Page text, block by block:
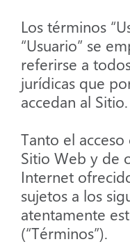
Los términos
“Usuario” se
referirse a
jurídicas que
accedan al Sitio.
Tanto el
Sitio Web y de
Internet
sujetos a los
atentamente
(“Términos”).